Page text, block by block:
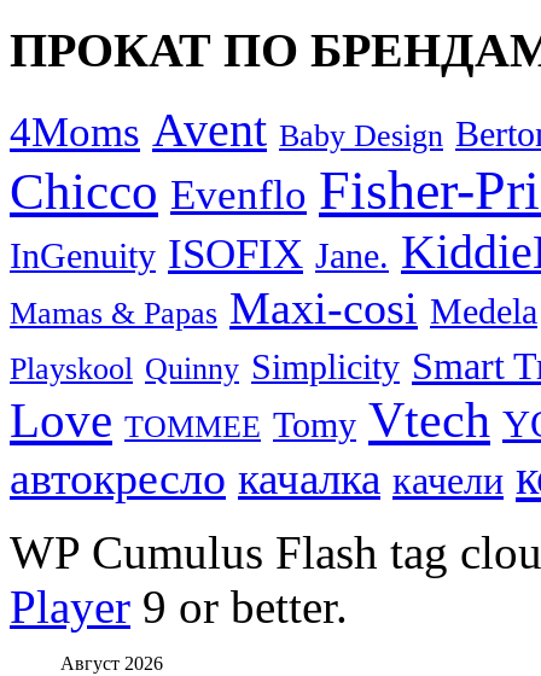
ПРОКАТ ПО
4Moms Avent Baby Design
Chicco Evenflo Fisher-
InGenuity ISOFIX Jane.
Mamas & Papas Maxi-cosi Medela
Playskool Quinny Simplicity Smart
Love TOMMEE Tomy Vtech
автокресло качалка качели
WP Cumulus Flash tag
Player 9 or better.
Август 2026